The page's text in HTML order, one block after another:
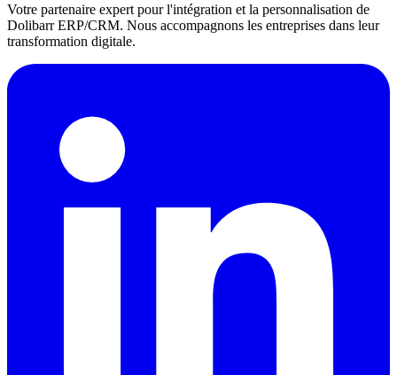
Votre partenaire expert pour l'intégration et la personnalisation de
Dolibarr ERP/CRM. Nous accompagnons les entreprises dans leur
transformation digitale.